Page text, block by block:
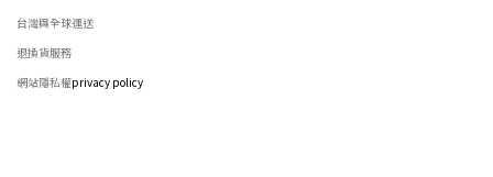
台灣與全球運送
退換貨服務
網站隱私權privacy policy